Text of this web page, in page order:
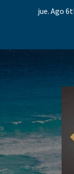
jue. Ago